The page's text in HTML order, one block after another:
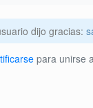
dijo gracias:
para unirse